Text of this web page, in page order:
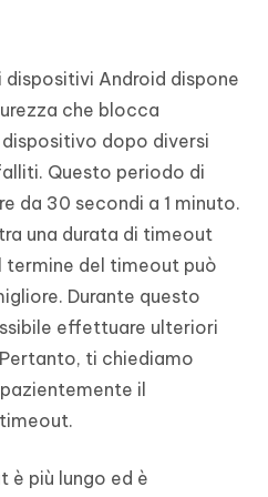
Android dispone
che blocca
dopo diversi
Questo periodo di
da 30 secondi a 1 minuto.
una durata di timeout
termine del timeout può
Durante questo
effettuare ulteriori
ti chiediamo
il
è più lungo ed è